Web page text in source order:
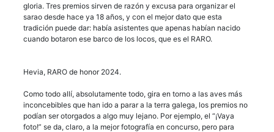
gloria. Tres premios sirven de razón y excusa para organizar el
sarao desde hace ya 18 años, y con el mejor dato que esta
tradición puede dar: había asistentes que apenas habían nacido
cuando botaron ese barco de los locos, que es el RARO.
Hevia, RARO de honor 2024.
Como todo allí, absolutamente todo, gira en torno a las aves más
inconcebibles que han ido a parar a la terra galega, los premios no
podían ser otorgados a algo muy lejano. Por ejemplo, el “¡Vaya
foto!” se da, claro, a la mejor fotografía en concurso, pero para